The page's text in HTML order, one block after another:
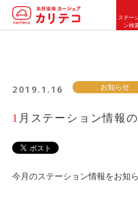
ステー
ン検
ステーション検索
金沢エリア
2019.1.16 お知らせ
1月ステーション情報
今月のステーション情報をお知